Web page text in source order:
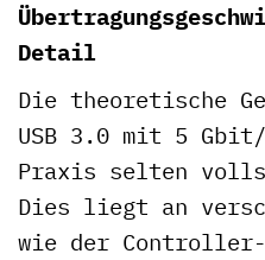
Detail
Die theoretische
USB 3.0 mit 5
Praxis selten
Dies liegt an
wie der